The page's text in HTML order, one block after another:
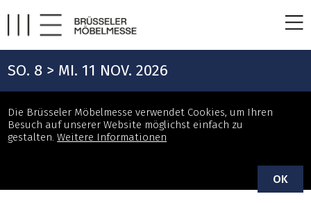
SO. 8 > MI. 11 NOV. 2026
Die Brüsseler Möbelmesse verwendet Cookies, um Ihren
Besuch auf unserer Website möglichst einfach zu
gestalten.Weitere Informationen
OK